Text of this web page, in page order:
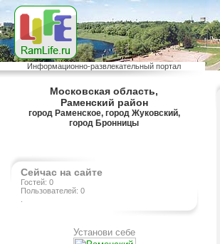
Информационно-развлекательный портал
Московская область,
Раменский район
город Раменское, город Жуковский,
город Бронницы
Сейчас на сайте
Гостей: 0
Пользователей: 0
Установи себе